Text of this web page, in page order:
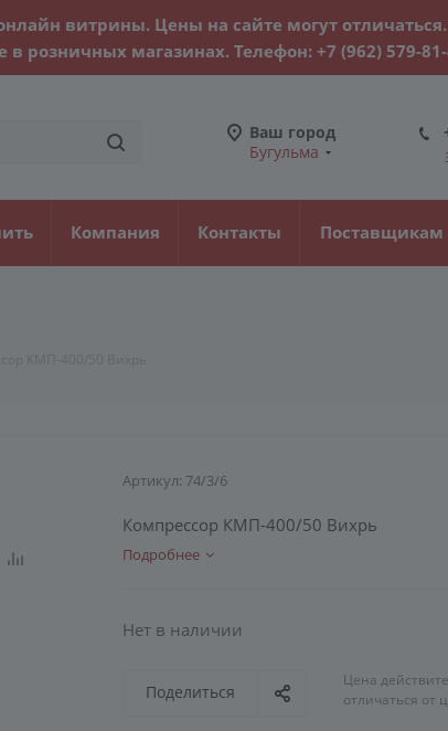
витрины. Цены на сайте могут отличаться.
в розничных магазинах. Телефон: +7 (962) 579-
Ваш город
Бугульма
Компания Контакты Поставщикам
Артикул: 74/3/6
Компрессор КМП-400/50 Вихрь
Подробнее
Нет в наличии
Поделиться
Цена
отличаться от